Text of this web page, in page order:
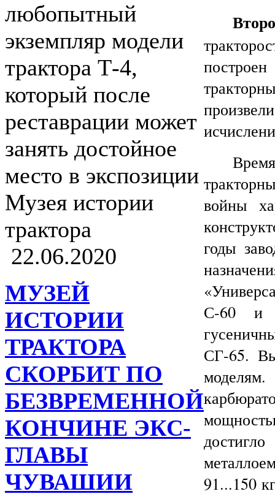
любопытный
экземпляр модели
трактора Т-4,
который после
реставрации может
занять достойное
место в экспозиции
Музея истории
трактора
22.06.2020
МУЗЕЙ
ИСТОРИИ
ТРАКТОРА
СКОРБИТ ПО
БЕЗВРЕМЕННОЙ
КОНЧИНЕ ЭКС-
ГЛАВЫ
ЧУВАШИИ
войны
годы
С-60 и
СГ-65.
91...150